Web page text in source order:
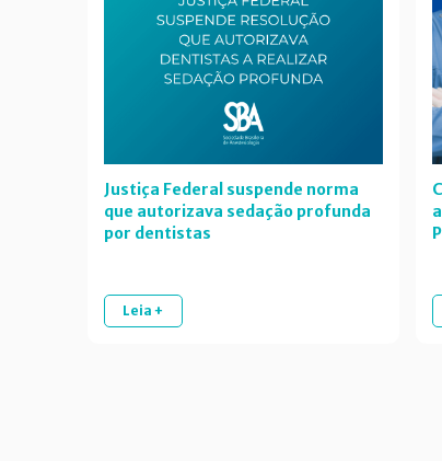
Justiça Federal suspende norma
que autorizava sedação profunda
por dentistas
Leia +